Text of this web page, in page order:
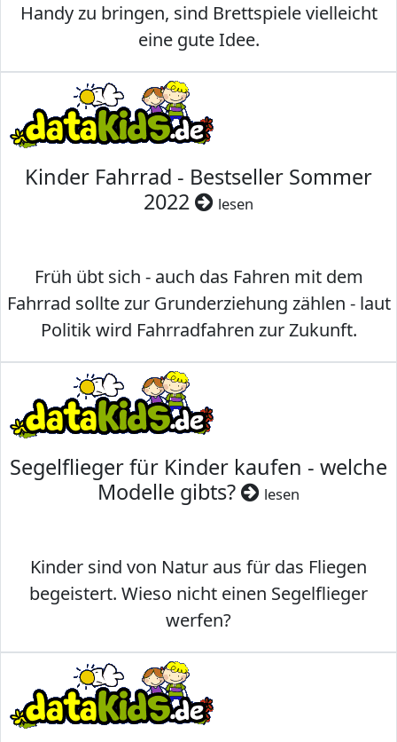
Handy zu bringen, sind Brettspiele vielleicht
eine gute Idee.
Kinder Fahrrad - Bestseller Sommer
2022
lesen
Früh übt sich - auch das Fahren mit dem
Fahrrad sollte zur Grunderziehung zählen - laut
Politik wird Fahrradfahren zur Zukunft.
Segelflieger für Kinder kaufen - welche
Modelle gibts?
lesen
Kinder sind von Natur aus für das Fliegen
begeistert. Wieso nicht einen Segelflieger
werfen?